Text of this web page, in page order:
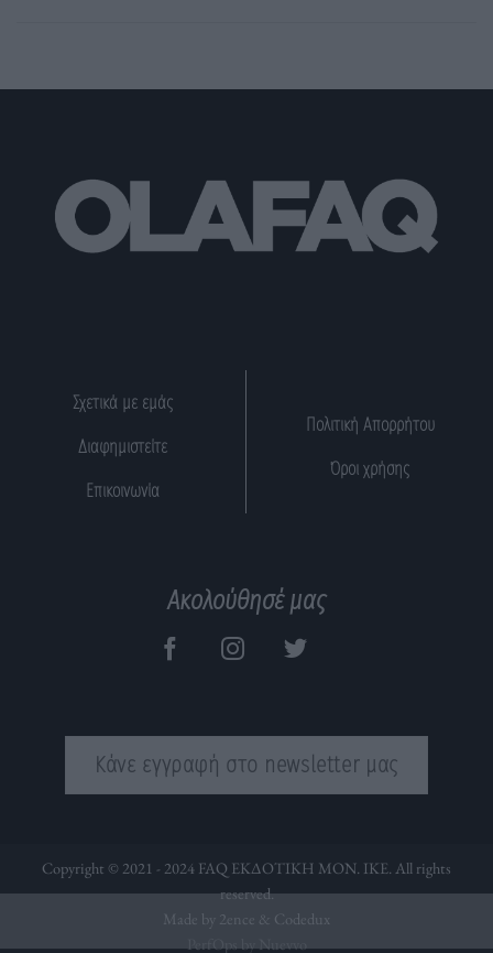
Σχετικά με εμάς
Διαφημιστείτε
Επικοινωνία
Πολιτική Απορρήτου
Όροι χρήσης
Ακολούθησέ μας
Κάνε εγγραφή στο newsletter μας
Copyright © 2021 - 2024 FAQ ΕΚΔΟΤΙΚΗ ΜΟΝ. ΙΚΕ. All rights
reserved.
Made by 2ence & Codedux
PerfOps by Nuevvo